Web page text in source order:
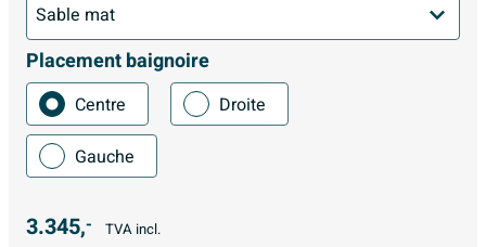
Placement baignoire
Centre
Droite
Gauche
3.345,- TVA incl.